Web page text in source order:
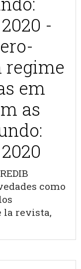
-
regime
em
as
como
la revista,